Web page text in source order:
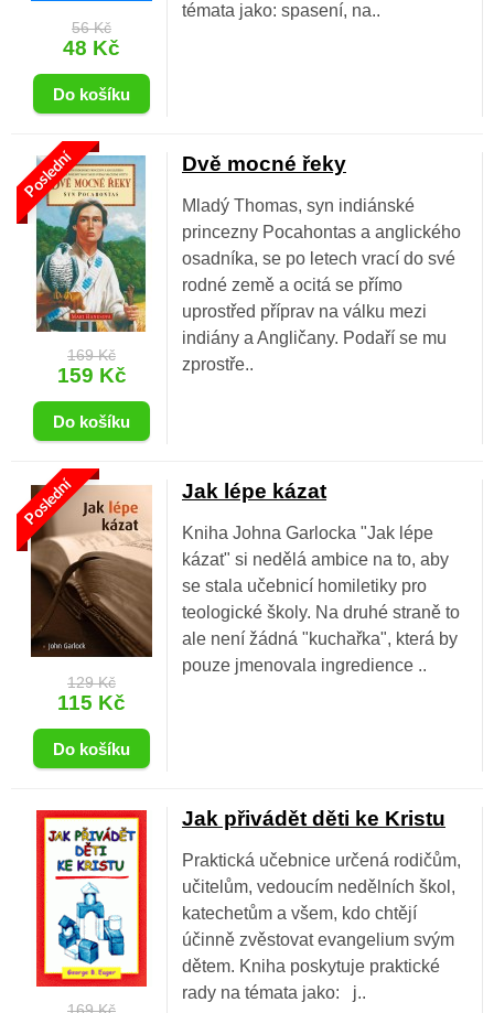
56 Kč
48 Kč
témata jako: spasení, na..
Poslední
169 Kč
159 Kč
Dvě mocné řeky
Mladý Thomas, syn indiánské
princezny Pocahontas a anglického
osadníka, se po letech vrací do své
rodné země a ocitá se přímo
uprostřed příprav na válku mezi
indiány a Angličany. Podaří se mu
zprostře..
Poslední
129 Kč
115 Kč
Jak lépe kázat
Kniha Johna Garlocka "Jak lépe
kázat" si nedělá ambice na to, aby
se stala učebnicí homiletiky pro
teologické školy. Na druhé straně to
ale není žádná "kuchařka", která by
pouze jmenovala ingredience ..
Jak přivádět děti ke Kristu
Praktická učebnice určená rodičům,
učitelům, vedoucím nedělních škol,
katechetům a všem, kdo chtějí
účinně zvěstovat evangelium svým
dětem. Kniha poskytuje praktické
rady na témata jako: j..